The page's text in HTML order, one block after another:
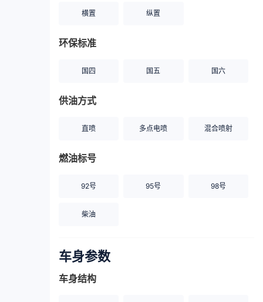
横置 纵置
环保标准
国四 国五 国六
供油方式
直喷 多点电喷 混合喷射
燃油标号
92号 95号 98号
柴油
车身参数
车身结构